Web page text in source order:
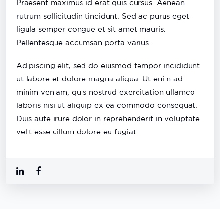
Praesent maximus id erat quis cursus. Aenean
rutrum sollicitudin tincidunt. Sed ac purus eget
ligula semper congue et sit amet mauris.
Pellentesque accumsan porta varius.
Adipiscing elit, sed do eiusmod tempor incididunt
ut labore et dolore magna aliqua. Ut enim ad
minim veniam, quis nostrud exercitation ullamco
laboris nisi ut aliquip ex ea commodo consequat.
Duis aute irure dolor in reprehenderit in voluptate
velit esse cillum dolore eu fugiat